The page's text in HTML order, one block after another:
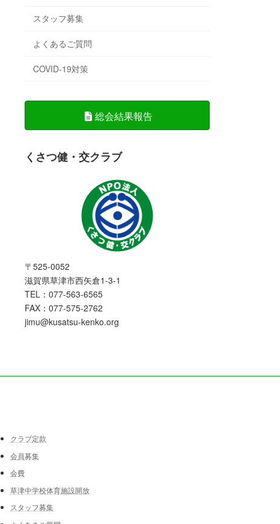
スタッフ募集
よくあるご質問
COVID-19対策
総会結果報告
くさつ健・交クラブ
〒525-0052
滋賀県草津市西矢倉1-3-1
TEL：077-563-6565
FAX：077-575-2762
jimu@kusatsu-kenko.org
クラブ定款
会員募集
会費
草津中学校体育施設開放
スタッフ募集